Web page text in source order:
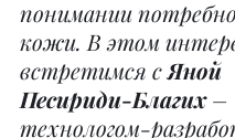
понимании
кожи. В этом
встретимся с Яной
Песириди-Благих –
технологом-